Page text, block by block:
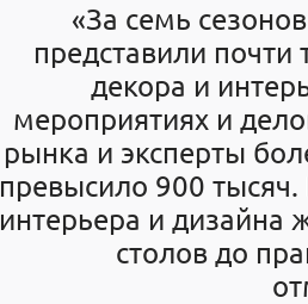
«За семь
представили почти
декора и
мероприятиях и
рынка и эксперты
превысило 900 тысяч.
интерьера и дизайна
столов до